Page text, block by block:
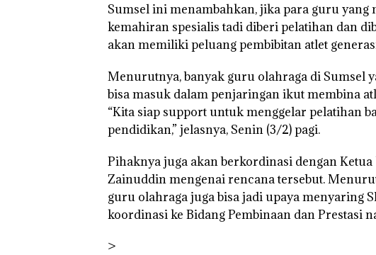
Sumsel ini menambahkan, jika para guru
kemahiran spesialis tadi diberi pelatihan dan
akan memiliki peluang pembibitan atlet
Menurutnya, banyak guru olahraga di Sumsel
bisa masuk dalam penjaringan ikut membina
“Kita siap support untuk menggelar pelatihan
pendidikan,” jelasnya, Senin (3/2) pagi.
Pihaknya juga akan berkordinasi dengan
Zainuddin mengenai rencana tersebut.
guru olahraga juga bisa jadi upaya menyaring
koordinasi ke Bidang Pembinaan dan Prestasi
>